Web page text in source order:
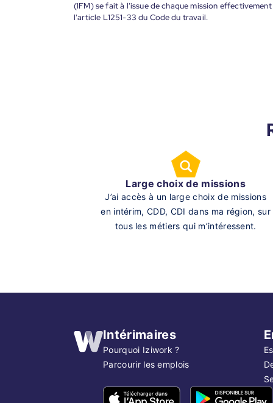
(IFM) se fait à l'issue de chaque mission
l'article L1251-33 du Code du travail.
Large choix de missions
J’ai accès à un large choix de missions
en intérim, CDD, CDI dans ma région, sur
tous les métiers qui m’intéressent.
Intérimaires
Pourquoi Iziwork ?
Parcourir les emplois